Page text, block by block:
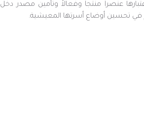
عنصراً منتجاً وفعالاً وتأمين مصدر دخل
في تحسين أوضاع أسرتها المعيشية.